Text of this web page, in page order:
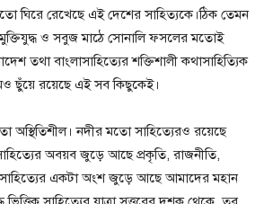
ঘিরে রেখেছে এই দেশের সাহিত্যকে।ঠিক তেমন
মুক্তিযুদ্ধ ও সবুজ মাঠে সোনালি ফসলের মতোই
তথা বাংলাসাহিত্যের শক্তিশালী কথাসাহিত্যিক
ছুঁয়ে রয়েছে এই সব কিছুকেই।
অস্থিতিশীল। নদীর মতো সাহিত্যেরও রয়েছে
অবয়ব জুড়ে আছে প্রকৃতি, রাজনীতি,
সাহিত্যের একটা অংশ জুড়ে আছে আমাদের মহান